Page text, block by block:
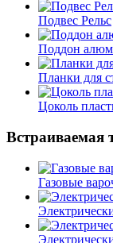
Подвес Рельс
Поддон
Планки для
Цоколь
Встраиваемая
Газовые